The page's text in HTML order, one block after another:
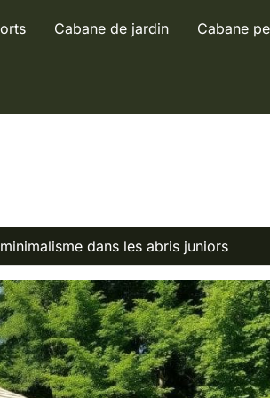
Cabane de jardin Cabane
dans les abris juniors